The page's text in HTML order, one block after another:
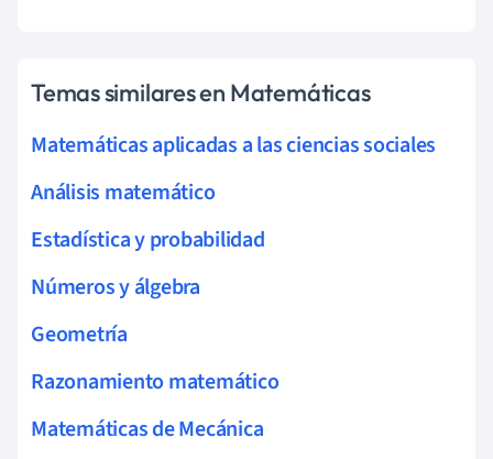
Temas similares en Matemáticas
Matemáticas aplicadas a las ciencias sociales
Análisis matemático
Estadística y probabilidad
Números y álgebra
Geometría
Razonamiento matemático
Matemáticas de Mecánica